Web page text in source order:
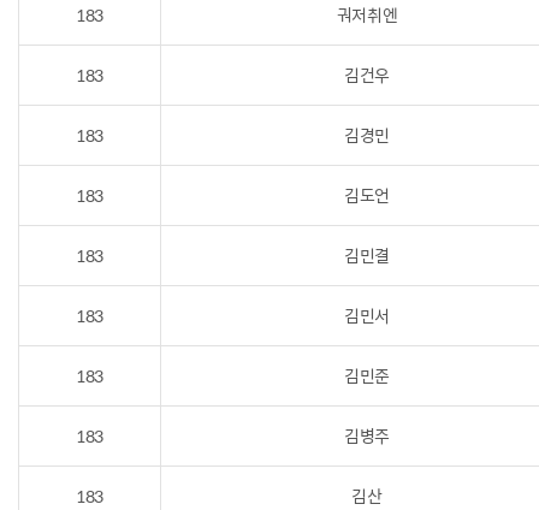
183 궈저취엔
183 김건우
183 김경민
183 김도언
183 김민결
183 김민서
183 김민준
183 김병주
183 김산